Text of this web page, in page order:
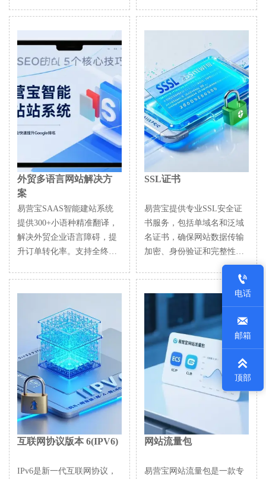
署方案，确保全球用户秒开
网页，提升转化率并降低运
维成本。
升适配度，24/7智能客服与
用户画像分析，助力企业高
效拓展全球市场。
外贸多语言网站解决方
案
易营宝SAAS智能建站系统
提供300+小语种精准翻译，
解决外贸企业语言障碍，提
升订单转化率。支持全终端
与全渠道推广，助您轻松拓
展国际市场。
SSL证书
易营宝提供专业SSL安全证
书服务，包括单域名和泛域
名证书，确保网站数据传输
加密、身份验证和完整性保
护，助力企业建立安全可信
的在线业务环境。
互联网协议版本 6(IPV6)
IPv6是新一代互联网协议，
网站流量包
易营宝网站流量包是一款专

电话

邮箱

顶部